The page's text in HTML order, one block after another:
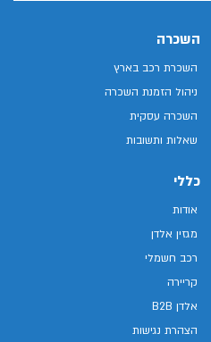
השכרה
השכרת רכב בארץ
ניהול הזמנת השכרה
השכרה עסקית
שאלות ותשובות
כללי
אודות
מגזין אלדן
רכב חשמלי
קריירה
אלדן B2B
הצהרת נגישות